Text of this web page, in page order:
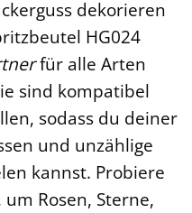
dekorieren
HG024
für alle Arten
sind kompatibel
sodass du deiner
und unzählige
kannst. Probiere
Rosen, Sterne,